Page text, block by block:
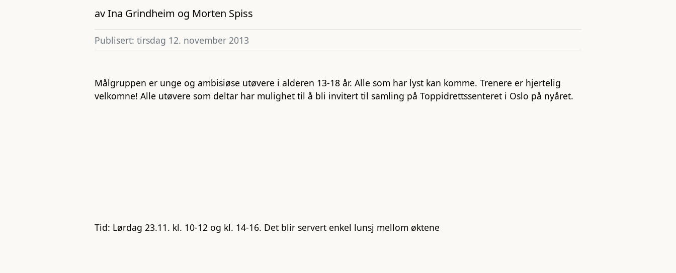
av Ina Grindheim og Morten Spiss
Publisert: tirsdag 12. november 2013
Målgruppen er unge og ambisiøse utøvere i alderen 13-18 år. Alle som har lyst kan komme. Trenere er hjertelig
velkomne! Alle utøvere som deltar har mulighet til å bli invitert til samling på Toppidrettssenteret i Oslo på nyåret.
Tid: Lørdag 23.11. kl. 10-12 og kl. 14-16. Det blir servert enkel lunsj mellom øktene